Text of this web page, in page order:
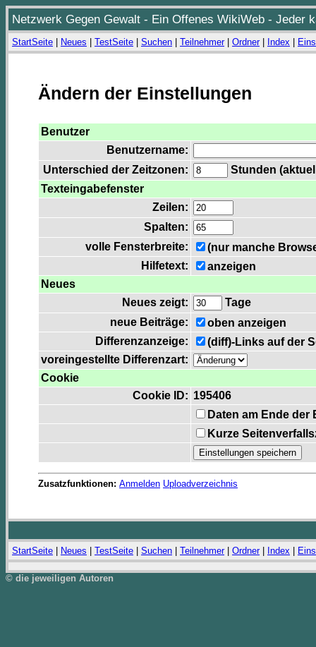
Netzwerk Gegen Gewalt - Ein Offenes WikiWeb - Jeder
StartSeite Neues TestSeite Suchen Teilnehmer| Ordner| Index
Ändern der Einstellungen
Benutzer
Benutzername:
Unterschied der Zeitzonen:
Stunden
Texteingabefenster
Zeilen:
Spalten:
volle Fensterbreite:
(nur manche
Hilfetext:
anzeigen
Neues
Neues zeigt:
Tage
neue Beiträge:
oben anzeigen
Differenzanzeige:
(diff)-Links auf der
voreingestellte Differenzart:
Cookie
Cookie ID: 195406
Daten am Ende
Kurze
Zusatzfunktionen: Anmelden Uploadverzeichnis
StartSeite Neues TestSeite Suchen Teilnehmer| Ordner| Index
© die jeweiligen Autoren